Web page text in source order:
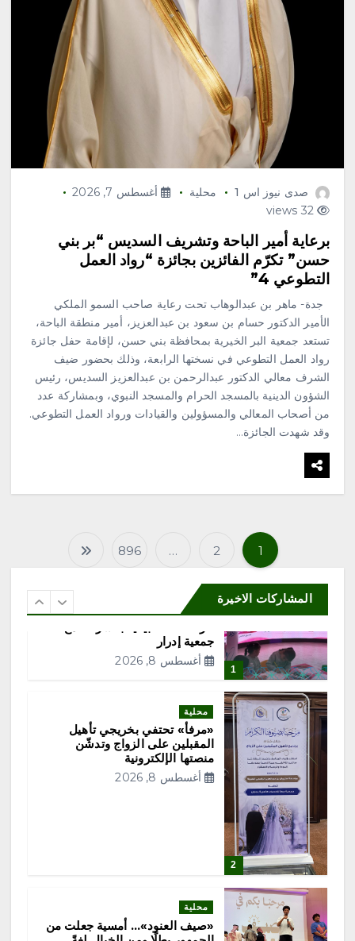
صدى نيوز اس 1 محلية
أغسطس 7, 2026
32 views
برعاية أمير الباحة وتشريف السديس “بر بني
حسن” تكرّم الفائزين بجائزة “رواد العمل
التطوعي 4”
جدة- ماهر بن عبدالوهاب تحت رعاية صاحب السمو الملكي
الأمير الدكتور حسام بن سعود بن عبدالعزيز، أمير منطقة الباحة،
تستعد جمعية البر الخيرية بمحافظة بني حسن، لإقامة حفل جائزة
رواد العمل التطوعي في نسختها الرابعة، وذلك بحضور ضيف
الشرف معالي الدكتور عبدالرحمن بن عبدالعزيز السديس، رئيس
الشؤون الدينية بالمسجد الحرام والمسجد النبوي، وبمشاركة عدد
من أصحاب المعالي والمسؤولين والقيادات ورواد العمل التطوعي.
وقد شهدت الجائزة…
ت
ع
د
ص
ف
ا
1
2
…
896
المشاركات الاخيرة
«صيف العنود»… أمسية جعلت من
الجمهور بطلًا ومن الخيال لغةً
أغسطس 7, 2026
محلية
جازان ترسم مستقبلها.. انطلاق
أغسطس 7, 2026
5
محلية
الحنين إلى القرى القديمة.. حين
تشتاق الذاكرة إلى المكان
أغسطس 7, 2026
الاستدامة والإبتكار بحصولها على
1
جمعية نماء للخدمات الاجتماعية
تنفذ اليوم فعاليات الأسبوع العالمي
جمعية إدرار
أغسطس 8, 2026
2
محلية
«مرفأ» تحتفي بخريجي تأهيل
المقبلين على الزواج وتدشّن
منصتها الإلكترونية
أغسطس 8, 2026
محلية
«صيف العنود»… أمسية جعلت من